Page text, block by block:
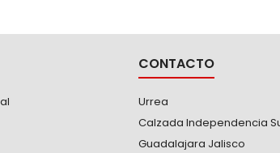
CONTACTO
Urrea
Calzada Independencia
Guadalajara Jalisco